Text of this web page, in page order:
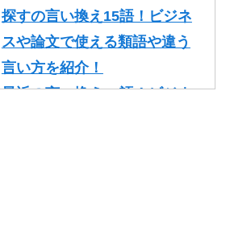
探すの言い換え15語！ビジネ
スや論文で使える類語や違う
言い方を紹介！
最近の言い換え15語！ビジネ